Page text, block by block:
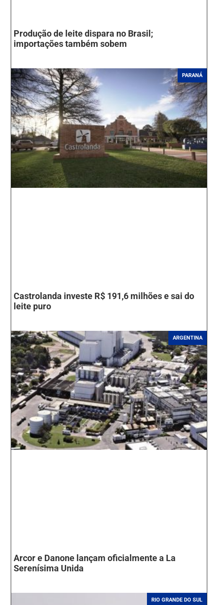
Produção de leite dispara no Brasil;
importações também sobem
PARANÁ
Castrolanda investe R$ 191,6 milhões e sai do
leite puro
ARGENTINA
Arcor e Danone lançam oficialmente a La
Serenísima Unida
RIO GRANDE DO SUL